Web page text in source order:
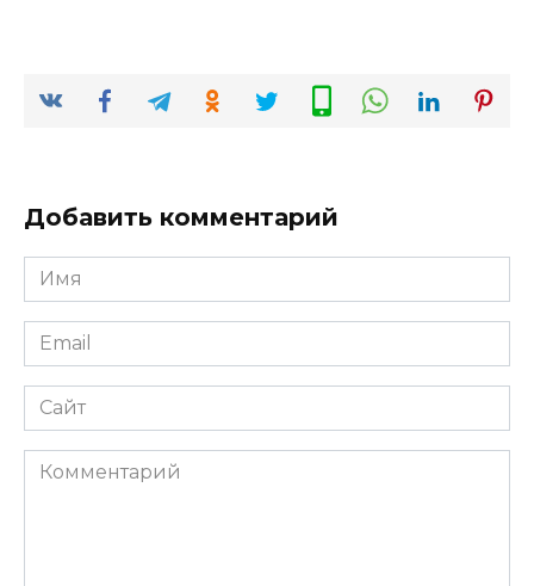
Добавить комментарий
Имя
*
Email
*
Сайт
Комментарий